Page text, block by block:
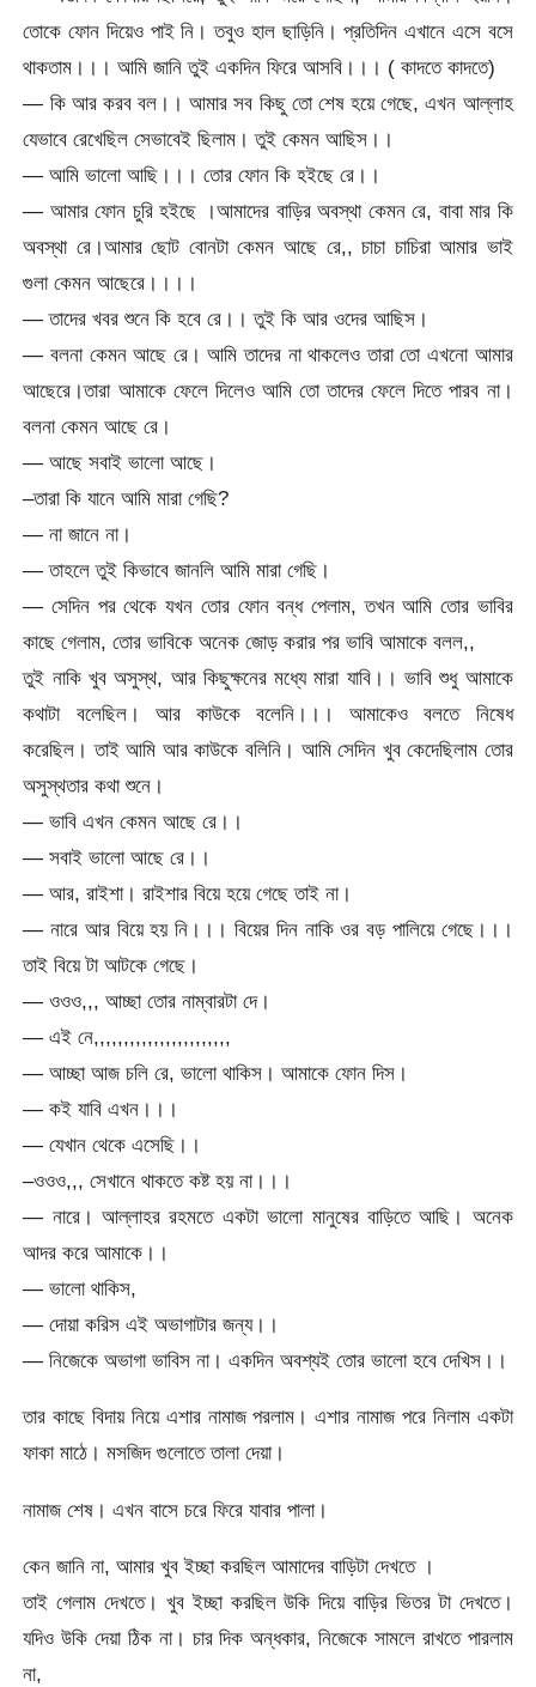
তোকে ফোন দিয়েও পাই নি। তবুও হাল ছাড়িনি। প্রতিদিন এখানে এসে বসে
থাকতাম।।। আমি জানি তুই একদিন ফিরে আসবি।।। ( কাদতে কাদতে)
— কি আর করব বল।। আমার সব কিছু তো শেষ হয়ে গেছে, এখন আল্লাহ
যেভাবে রেখেছিল সেভাবেই ছিলাম। তুই কেমন আছিস।।
— আমি ভালো আছি।।। তোর ফোন কি হইছে রে।।
— আমার ফোন চুরি হইছে ।আমাদের বাড়ির অবস্থা কেমন রে, বাবা মার কি
অবস্থা রে।আমার ছোট বোনটা কেমন আছে রে,, চাচা চাচিরা আমার ভাই
গুলা কেমন আছেরে।।।।
— তাদের খবর শুনে কি হবে রে।। তুই কি আর ওদের আছিস।
— বলনা কেমন আছে রে। আমি তাদের না থাকলেও তারা তো এখনো আমার
আছেরে।তারা আমাকে ফেলে দিলেও আমি তো তাদের ফেলে দিতে পারব না।
বলনা কেমন আছে রে।
— আছে সবাই ভালো আছে।
–তারা কি যানে আমি মারা গেছি?
— না জানে না।
— তাহলে তুই কিভাবে জানলি আমি মারা গেছি।
— সেদিন পর থেকে যখন তোর ফোন বন্ধ পেলাম, তখন আমি তোর ভাবির
কাছে গেলাম, তোর ভাবিকে অনেক জোড় করার পর ভাবি আমাকে বলল,,
তুই নাকি খুব অসুস্থ, আর কিছুক্ষনের মধ্যে মারা যাবি।। ভাবি শুধু আমাকে
কথাটা বলেছিল। আর কাউকে বলেনি।।। আমাকেও বলতে নিষেধ
করেছিল। তাই আমি আর কাউকে বলিনি। আমি সেদিন খুব কেদেছিলাম তোর
অসুস্থতার কথা শুনে।
— ভাবি এখন কেমন আছে রে।।
— সবাই ভালো আছে রে।।
— আর, রাইশা। রাইশার বিয়ে হয়ে গেছে তাই না।
— নারে আর বিয়ে হয় নি।।। বিয়ের দিন নাকি ওর বড় পালিয়ে গেছে।।।
তাই বিয়ে টা আটকে গেছে।
— ওওও,,, আচ্ছা তোর নাম্বারটা দে।
— এই নে,,,,,,,,,,,,,,,,,,,,,,,
— আচ্ছা আজ চলি রে, ভালো থাকিস। আমাকে ফোন দিস।
— কই যাবি এখন।।।
— যেখান থেকে এসেছি।।
–ওওও,,, সেখানে থাকতে কষ্ট হয় না।।।
— নারে। আল্লাহর রহমতে একটা ভালো মানুষের বাড়িতে আছি। অনেক
আদর করে আমাকে।।
— ভালো থাকিস,
— দোয়া করিস এই অভাগাটার জন্য।।
— নিজেকে অভাগা ভাবিস না। একদিন অবশ্যই তোর ভালো হবে দেখিস।।
তার কাছে বিদায় নিয়ে এশার নামাজ পরলাম। এশার নামাজ পরে নিলাম একটা
ফাকা মাঠে। মসজিদ গুলোতে তালা দেয়া।
নামাজ শেষ। এখন বাসে চরে ফিরে যাবার পালা।
কেন জানি না, আমার খুব ইচ্ছা করছিল আমাদের বাড়িটা দেখতে ।
তাই গেলাম দেখতে। খুব ইচ্ছা করছিল উকি দিয়ে বাড়ির ভিতর টা দেখতে।
যদিও উকি দেয়া ঠিক না। চার দিক অন্ধকার, নিজেকে সামলে রাখতে পারলাম
না,